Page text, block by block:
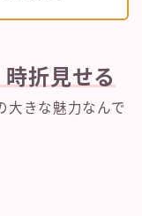
折見せる
大きな魅力なんで